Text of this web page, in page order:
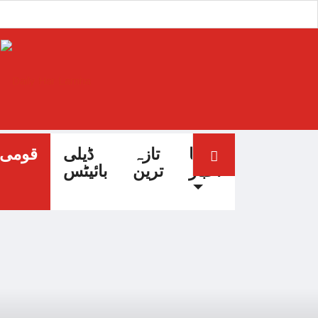
قومی
ڈیلی
بائیٹس
تازہ
ترین
آج کا
اخبار